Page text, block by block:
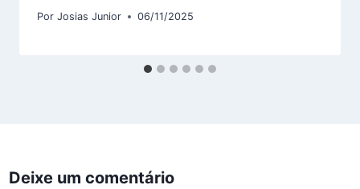
Por Josias Junior 06/11/2025
Deixe um comentário